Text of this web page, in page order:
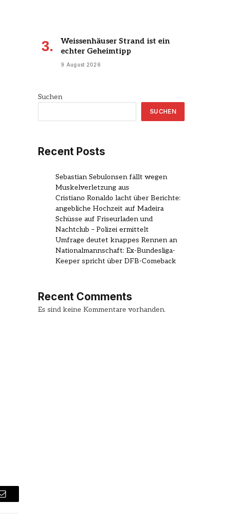
Email
Weissenhäuser Strand ist ein
echter Geheimtipp
9 August 2026
Suchen
SUCHEN
Recent Posts
Sebastian Sebulonsen fällt wegen
Muskelverletzung aus
Cristiano Ronaldo lacht über Berichte:
angebliche Hochzeit auf Madeira
Schüsse auf Friseurladen und
Nachtclub – Polizei ermittelt
Umfrage deutet knappes Rennen an
Nationalmannschaft: Ex-Bundesliga-
Keeper spricht über DFB-Comeback
Recent Comments
Es sind keine Kommentare vorhanden.